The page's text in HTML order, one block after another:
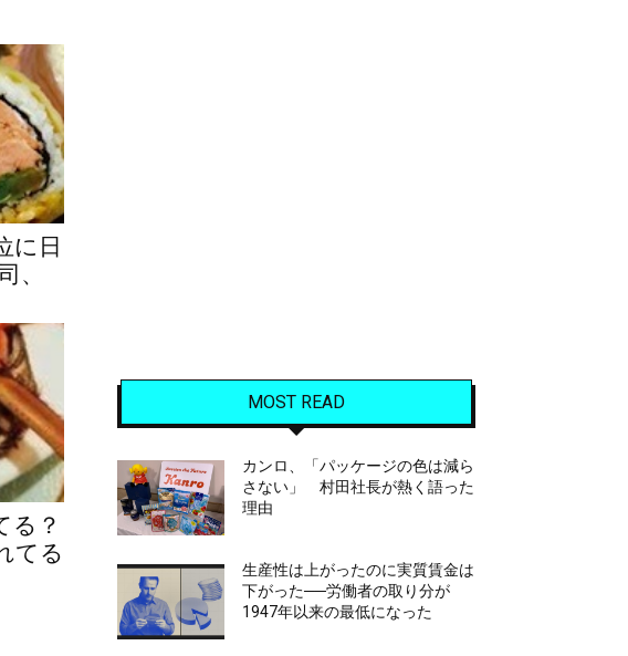
に日
、
る？
てる
MOST READ
カンロ、「パッケージの色は減ら
さない」 村田社長が熱く語った
理由
生産性は上がったのに実質賃金は
下がった──労働者の取り分が
1947年以来の最低になった